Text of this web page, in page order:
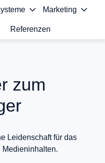
Marketing
Referenzen
zum
Leidenschaft für das